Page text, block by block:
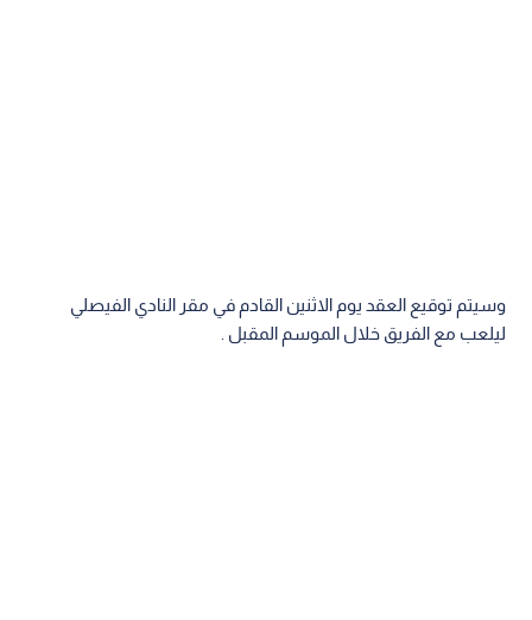
وسيتم توقيع العقد يوم الاثنين القادم في مقر النادي الفيصلي
ليلعب مع الفريق خلال الموسم المقبل .